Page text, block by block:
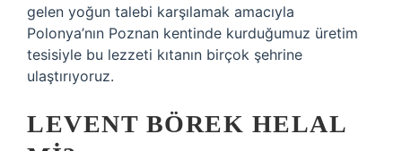
gelen yoğun talebi karşılamak amacıyla
Polonya’nın Poznan kentinde kurduğumuz üretim
tesisiyle bu lezzeti kıtanın birçok şehrine
ulaştırıyoruz.
LEVENT BÖREK HELAL